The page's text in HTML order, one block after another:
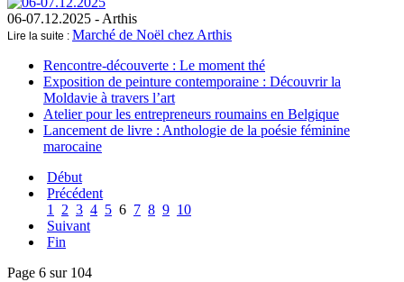
06-07.12.2025 - Arthis
Lire la suite : Marché de Noël chez Arthis
Rencontre-découverte : Le moment thé
Exposition de peinture contemporaine : Découvrir la
Moldavie à travers l’art
Atelier pour les entrepreneurs roumains en Belgique
Lancement de livre : Anthologie de la poésie féminine
marocaine
Début
Précédent
1
2 3 4 5 6 7 8 9 10
Suivant
Fin
Page 6 sur 104